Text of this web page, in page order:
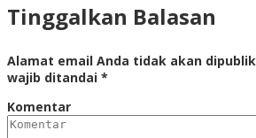
Tinggalkan Balasan
Alamat email Anda tidak akan
wajib ditandai *
Komentar